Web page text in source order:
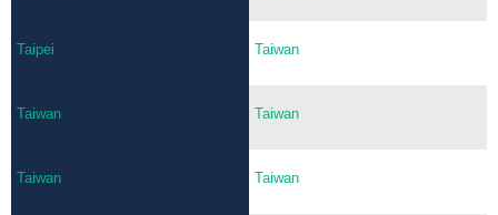
Taipei Taiwan
Taiwan Taiwan
Taiwan Taiwan